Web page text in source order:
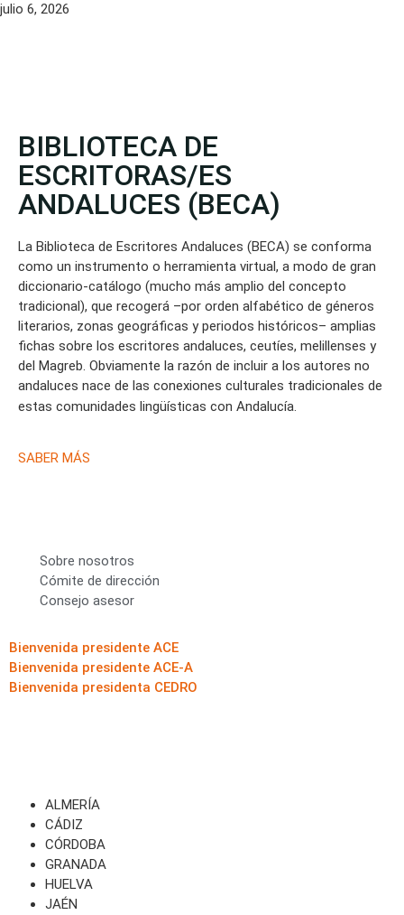
julio 6, 2026
BIBLIOTECA DE
ESCRITORAS/ES
ANDALUCES (BECA)
La Biblioteca de Escritores Andaluces (BECA) se conforma
como un instrumento o herramienta virtual, a modo de gran
diccionario-catálogo (mucho más amplio del concepto
tradicional), que recogerá –por orden alfabético de géneros
literarios, zonas geográficas y periodos históricos– amplias
fichas sobre los escritores andaluces, ceutíes, melillenses y
del Magreb. Obviamente la razón de incluir a los autores no
andaluces nace de las conexiones culturales tradicionales de
estas comunidades lingüísticas con Andalucía.
SABER MÁS
Sobre nosotros
Cómite de dirección
Consejo asesor
Bienvenida presidente ACE
Bienvenida presidente ACE-A
Bienvenida presidenta CEDRO
ALMERÍA
CÁDIZ
CÓRDOBA
GRANADA
HUELVA
JAÉN